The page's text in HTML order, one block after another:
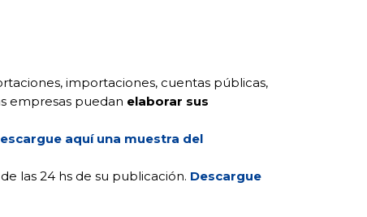
importaciones, cuentas públicas,
empresas puedan elaborar sus
aquí una muestra del
las 24 hs de su publicación. Descargue